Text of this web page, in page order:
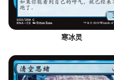
寒冰灵